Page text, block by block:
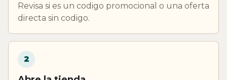
Revisa si es un codigo promocional o una oferta
directa sin codigo.
2